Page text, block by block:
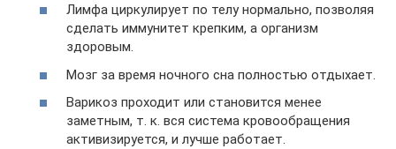
Лимфа циркулирует по телу нормально, позволяя
сделать иммунитет крепким, а организм
здоровым.
Мозг за время ночного сна полностью отдыхает.
Варикоз проходит или становится менее
заметным, т. к. вся система кровообращения
активизируется, и лучше работает.